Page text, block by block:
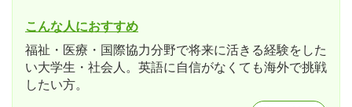
こんな人におすすめ
福祉・医療・国際協力分野で将来に活きる経験をした
い大学生・社会人。英語に自信がなくても海外で挑戦
したい方。